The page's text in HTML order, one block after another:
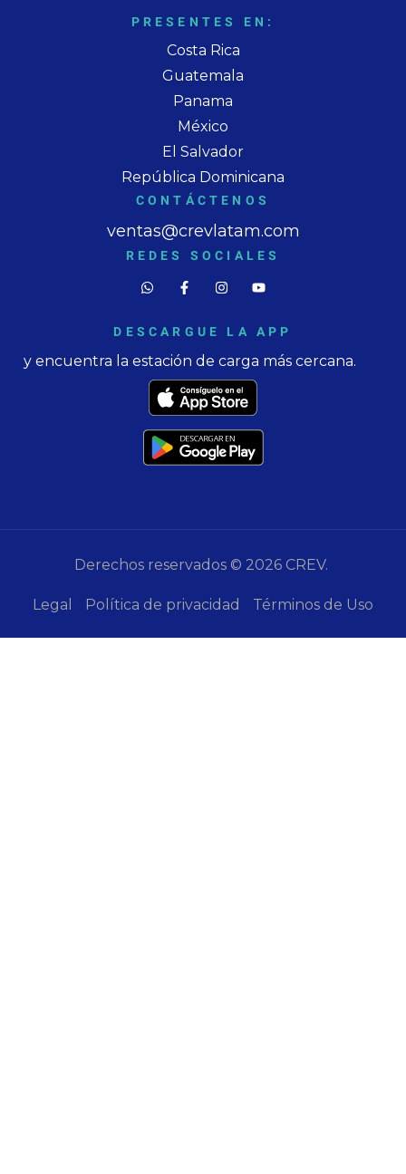
PRESENTES EN:
Costa Rica
Guatemala
Panama
México
El Salvador
República Dominicana
CONTÁCTENOS
ventas@crevlatam.com
REDES SOCIALES
DESCARGUE LA APP
y encuentra la estación de carga más cercana.
Derechos reservados © 2026 CREV.
Legal Política de privacidad Términos de Uso